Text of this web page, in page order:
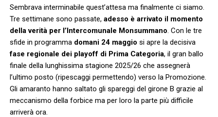
Sembrava interminabile quest’attesa ma finalmente ci siamo.
Tre settimane sono passate, adesso è arrivato il momento
della verità per l’Intercomunale Monsummano. Con le tre
sfide in programma domani 24 maggio si apre la decisiva
fase regionale dei playoff di Prima Categoria, il gran ballo
finale della lunghissima stagione 2025/26 che assegnerà
l’ultimo posto (ripescaggi permettendo) verso la Promozione.
Gli amaranto hanno saltato gli spareggi del girone B grazie al
meccanismo della forbice ma per loro la parte più difficile
arriverà ora.